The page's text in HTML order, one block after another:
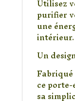
purifier
une
intérieur.
Un
ce
sa